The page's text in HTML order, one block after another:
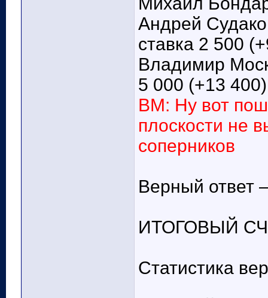
Андрей
ставка 2 500
Владимир
5 000 (+13
ВМ: Ну вот
плоскости не
соперников
Верный ответ
ИТОГОВЫЙ
Статистика